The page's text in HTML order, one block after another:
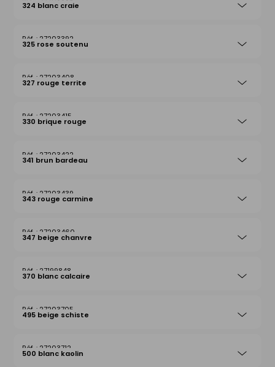
324 blanc craie
27203392
325 rose soutenu
27203408
327 rouge territe
27203415
330 brique rouge
27203422
341 brun bardeau
27203439
343 rouge carmine
27203460
347 beige chanvre
27199848
370 blanc calcaire
27203705
495 beige schiste
27203712
500 blanc kaolin